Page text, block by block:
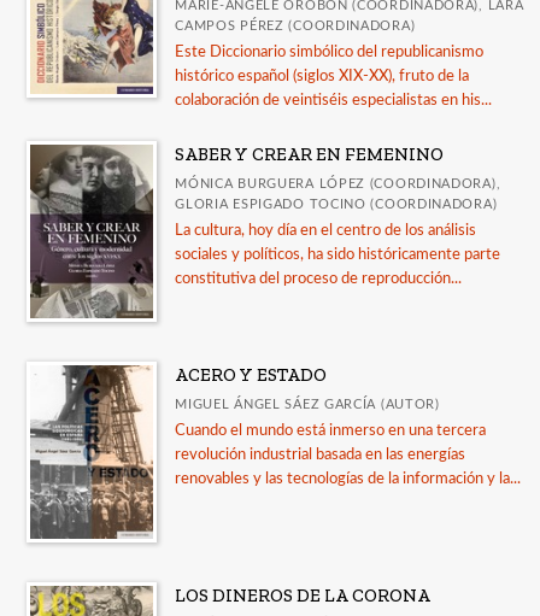
MARIE-ANGÈLE OROBON (COORDINADORA), LARA
CAMPOS PÉREZ (COORDINADORA)
Este Diccionario simbólico del republicanismo
histórico español (siglos XIX-XX), fruto de la
colaboración de veintiséis especialistas en his...
SABER Y CREAR EN FEMENINO
MÓNICA BURGUERA LÓPEZ (COORDINADORA),
GLORIA ESPIGADO TOCINO (COORDINADORA)
La cultura, hoy día en el centro de los análisis
sociales y políticos, ha sido históricamente parte
constitutiva del proceso de reproducción...
ACERO Y ESTADO
MIGUEL ÁNGEL SÁEZ GARCÍA (AUTOR)
Cuando el mundo está inmerso en una tercera
revolución industrial basada en las energías
renovables y las tecnologías de la información y la...
LOS DINEROS DE LA CORONA